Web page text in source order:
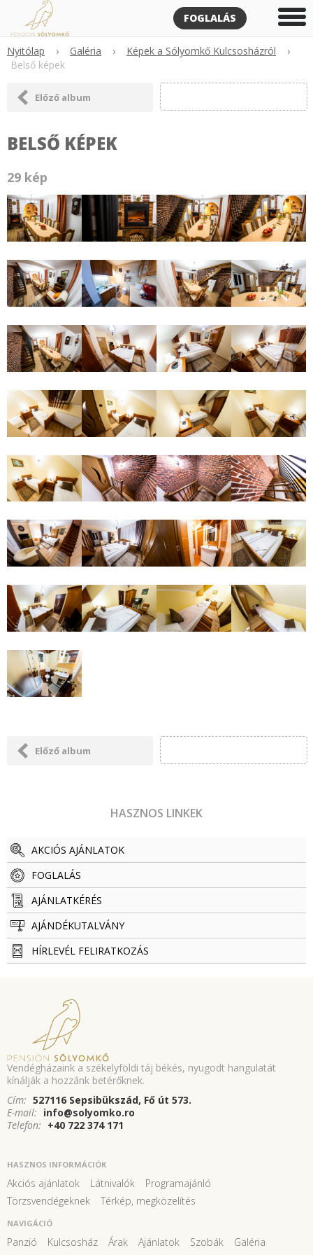
FOGLALÁS
Nyitólap › Galéria › Képek a Sólyomkő Kulcsosházról
›
Belső képek
Előző album
BELSŐ KÉPEK
29 kép
Előző album
HASZNOS LINKEK
AKCIÓS AJÁNLATOK
FOGLALÁS
AJÁNLATKÉRÉS
AJÁNDÉKUTALVÁNY
HÍRLEVÉL FELIRATKOZÁS
Vendégházaink a székelyföldi táj békés, nyugodt hangulatát
kínálják a hozzánk betérőknek.
Cím: 527116 Sepsibükszád, Fő út 573.
E-mail: info@solyomko.ro
Telefon: +40 722 374 171
HASZNOS INFORMÁCIÓK
Akciós ajánlatok Látnivalók
Programajánló
Törzsvendégeknek
Térkép, megközelítés
NAVIGÁCIÓ
Panzió Kulcsosház Árak Ajánlatok Szobák
Galéria